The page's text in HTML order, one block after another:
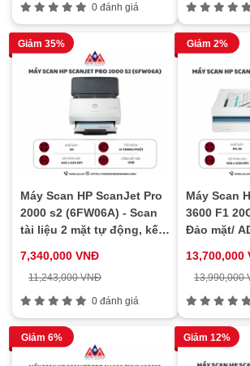
0 đánh giá
Giảm 35%
Máy Scan HP ScanJet Pro
2000 s2 (6FW06A) - Scan
tài liệu 2 mặt tự động, kết
khay ADF 50 tờ
7,340,000 VNĐ
11,243,000 VNĐ
0 đánh giá
Giảm 2%
Máy Scan
3600 F1
Đảo mặt/
13,700,000
13,990,000
Giảm 6% Giảm 12%